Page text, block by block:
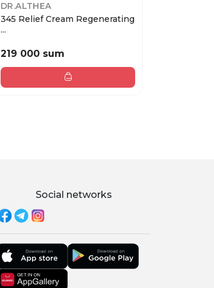
DR.ALTHEA
345 Relief Cream Regenerating
...
219 000 sum
Social networks